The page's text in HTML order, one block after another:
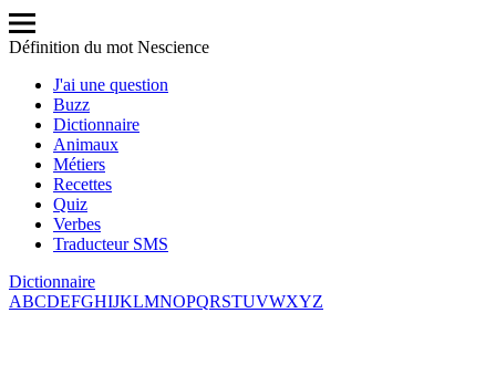
Définition du mot Nescience
J'ai une question
Buzz
Dictionnaire
Animaux
Métiers
Recettes
Quiz
Verbes
Traducteur SMS
Dictionnaire
ABCDEFGHIJKLMNOPQRSTUVWXYZ